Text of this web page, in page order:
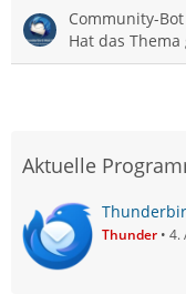
Community-Bot
Hat das Thema
Aktuelle
Thunder 4.